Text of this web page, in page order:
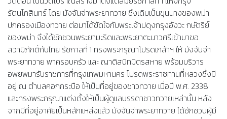
รัตนโกสินทร์ โดย มังจันจ่าพระยาทวาย ซึ่งเดิมเป็นขุนนางของพม่า
ปกครองเมืองทวาย ต่อมาได้ขัดใจกับพระเจ้าปดุงกรุงอังวะ กษัตริย์
ของพม่า จึงได้ชักชวนพระยามะริดและพระยาตะนาวศรีเข้ามาขอ
สวามิภักดิ์กับไทย รัชกาลที่ 1 ทรงพระกรุณาโปรดเกล้าฯ ให้ มังจันจ่า
พระยาทวาย พาครอบครัว และ ญาติสนิทมิตรสหาย พร้อมบริวาร
อพยพมารับราชการที่กรุงเทพมหานคร โปรดพระราชทานที่หลวงซึ่งมี
อยู่ ณ​ ตำบลคอกกระบือ ให้เป็นที่อยู่ของชาวทวาย เมื่อปี พ.ศ. 2338
และทรงพระกรุณาแต่งตั้งให้เป็นผู้ดูแลบรรดาชาวทวายเหล่านั้น หลัง
จากมีที่อยู่อาศัยเป็นหลักแหล่งแล้ว มังจันจ่าพระยาทวาย ได้ชักชวนผู้มี